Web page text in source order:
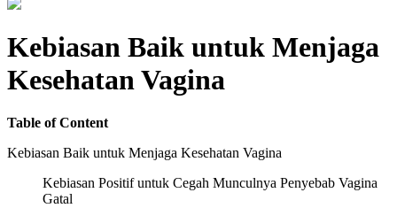
Kebiasan Baik untuk Menjaga
Kesehatan Vagina
Table of Content
Kebiasan Baik untuk Menjaga Kesehatan Vagina
Kebiasan Positif untuk Cegah Munculnya Penyebab Vagina
Gatal